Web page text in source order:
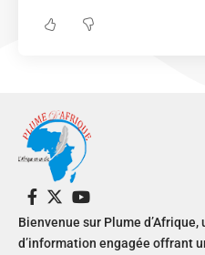
Bienvenue sur Plume
d’information engagée offrant